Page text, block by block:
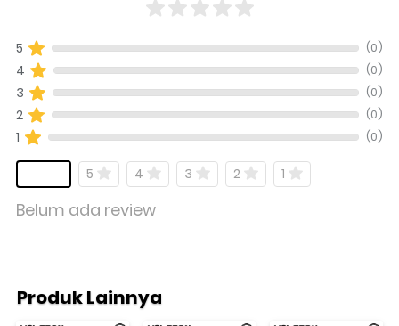
5 (0)
4 (0)
3 (0)
2 (0)
1 (0)
5 4 3 2 1
Belum ada review
Produk Lainnya